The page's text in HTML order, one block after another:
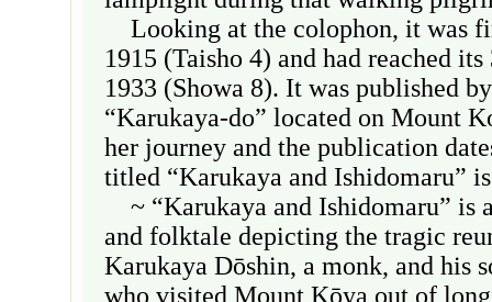
Looking at the colophon, it was
1915 (Taisho 4) and had reached
1933 (Showa 8). It was published
“Karukaya-do” located on Mount
her journey and the publication
titled “Karukaya and Ishidomaru”
~ “Karukaya and Ishidomaru” is
and folktale depicting the tragic
Karukaya Dōshin, a monk, and his
who visited Mount Kōya out of